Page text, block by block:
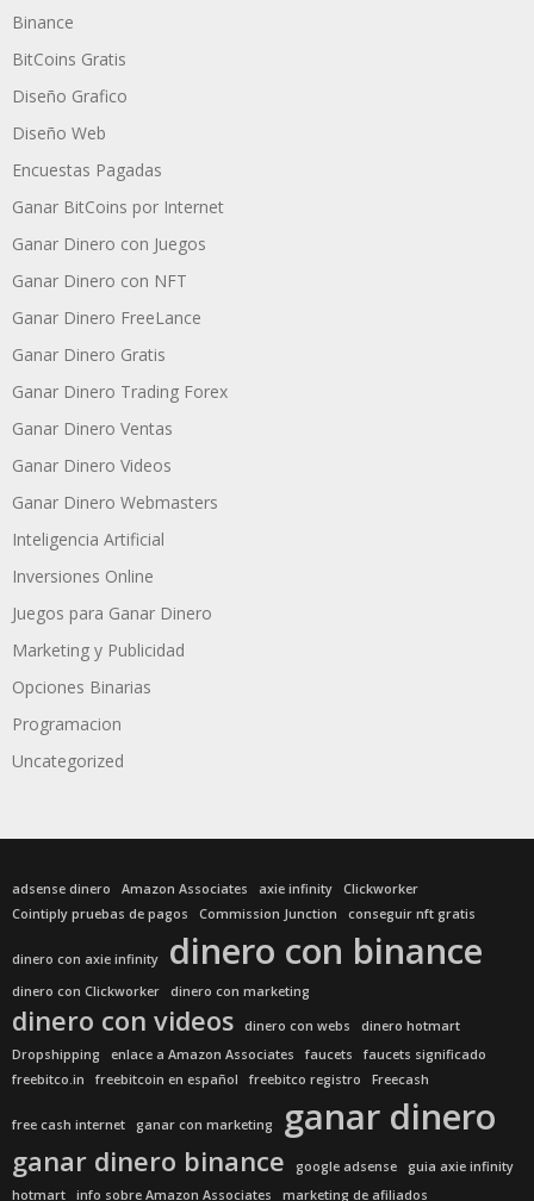
Binance
BitCoins Gratis
Diseño Grafico
Diseño Web
Encuestas Pagadas
Ganar BitCoins por Internet
Ganar Dinero con Juegos
Ganar Dinero con NFT
Ganar Dinero FreeLance
Ganar Dinero Gratis
Ganar Dinero Trading Forex
Ganar Dinero Ventas
Ganar Dinero Videos
Ganar Dinero Webmasters
Inteligencia Artificial
Inversiones Online
Juegos para Ganar Dinero
Marketing y Publicidad
Opciones Binarias
Programacion
Uncategorized
adsense dinero Amazon Associates axie infinity
Clickworker
Cointiply pruebas de pagos
Commission Junction conseguir nft gratis
dinero con axie infinity dinero con binance
dinero con Clickworker dinero con marketing
dinero con videos dinero con webs
dinero hotmart
Dropshipping
enlace a Amazon Associates faucets
faucets significado
freebitco.in
freebitcoin en español freebitco registro Freecash
free cash internet ganar con marketing ganar dinero
ganar dinero binance google adsense
guia axie infinity
hotmart
info sobre Amazon Associates
marketing de afiliados